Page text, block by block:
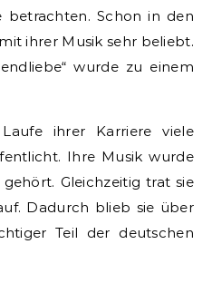
betrachten. Schon in den
ihrer Musik sehr beliebt.
wurde zu einem
ihrer Karriere viele
Ihre Musik wurde
Gleichzeitig trat sie
Dadurch blieb sie über
Teil der deutschen